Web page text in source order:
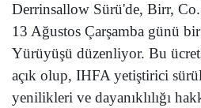
Derrinsallow Sürü'de, Birr,
13 Ağustos Çarşamba günü
Yürüyüşü düzenliyor. Bu
açık olup, IHFA yetiştirici
yenilikleri ve dayanıklılığı